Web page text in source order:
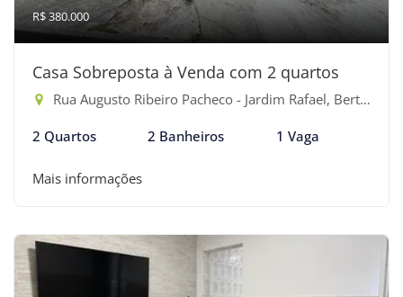
R$ 380.000
Casa Sobreposta à Venda com 2 quartos
Rua Augusto Ribeiro Pacheco - Jardim Rafael, Bertioga-SP
2 Quartos 2 Banheiros 1 Vaga
Mais informações